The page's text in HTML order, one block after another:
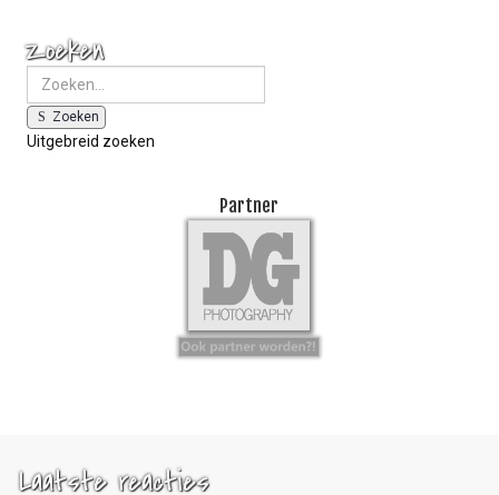
Zoeken
Zoeken
Uitgebreid zoeken
Partner
Laatste reacties